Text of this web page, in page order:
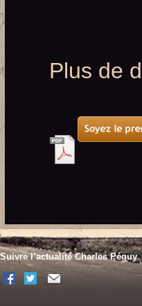
Plus de
Suivre l’actualité Charles Péguy